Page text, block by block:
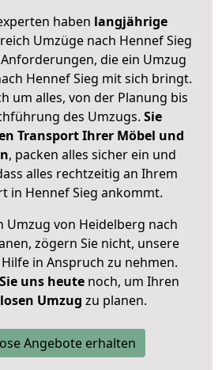
haben langjährige
Umzüge nach Hennef Sieg
die ein Umzug
Hennef Sieg mit sich bringt.
um alles, von der Planung bis
des Umzugs. Sie
Transport Ihrer Möbel und
, packen alles sicher ein und
alles rechtzeitig an Ihrem
in Hennef Sieg ankommt.
Umzug von Heidelberg nach
zögern Sie nicht, unsere
in Anspruch zu nehmen.
uns heutenoch, um Ihren
Umzug zu planen.
Angebote erhalten